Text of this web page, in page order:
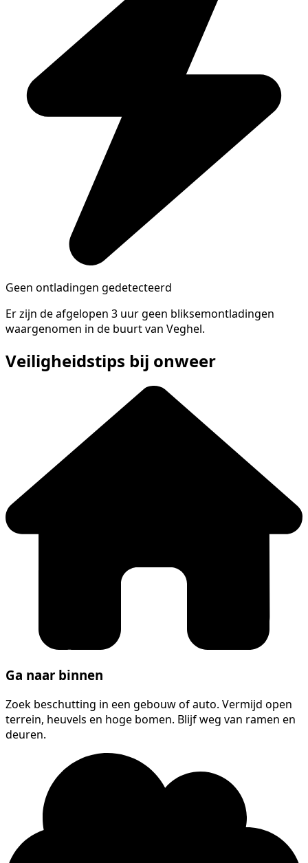
Geen ontladingen gedetecteerd
Er zijn de afgelopen 3 uur geen bliksemontladingen
waargenomen in de buurt van Veghel.
Veiligheidstips bij onweer
Ga naar binnen
Zoek beschutting in een gebouw of auto. Vermijd open
terrein, heuvels en hoge bomen. Blijf weg van ramen en
deuren.